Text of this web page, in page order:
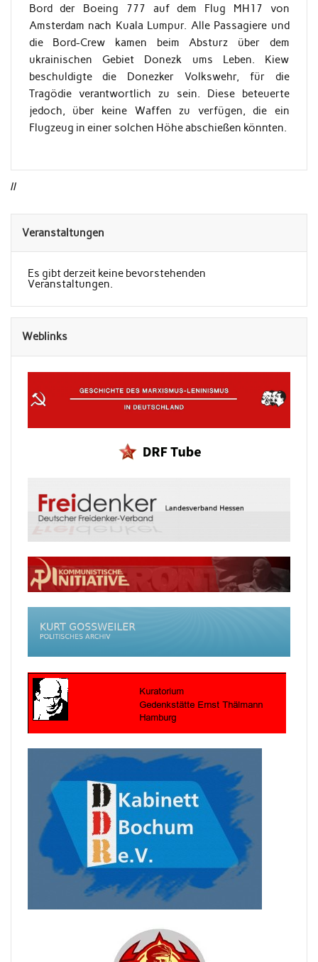
Bord der Boeing 777 auf dem Flug MH17 von
Amsterdam nach Kuala Lumpur. Alle Passagiere und
die Bord-Crew kamen beim Absturz über dem
ukrainischen Gebiet Donezk ums Leben. Kiew
beschuldigte die Donezker Volkswehr, für die
Tragödie verantwortlich zu sein. Diese beteuerte
jedoch, über keine Waffen zu verfügen, die ein
Flugzeug in einer solchen Höhe abschießen könnten.
//
Veranstaltungen
Es gibt derzeit keine bevorstehenden
Veranstaltungen.
Weblinks